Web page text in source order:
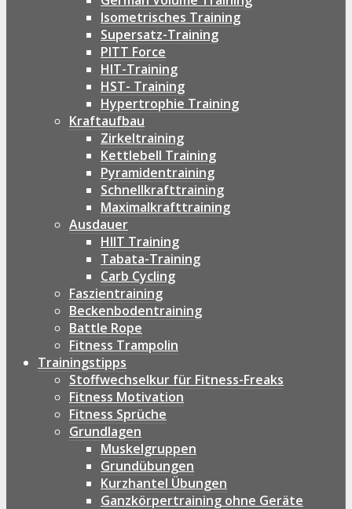
Isometrisches Training
Supersatz-Training
PITT Force
HIT-Training
HST- Training
Hypertrophie Training
Kraftaufbau
Zirkeltraining
Kettlebell Training
Pyramidentraining
Schnellkrafttraining
Maximalkrafttraining
Ausdauer
HIIT Training
Tabata-Training
Carb Cycling
Faszientraining
Beckenbodentraining
Battle Rope
Fitness Trampolin
Trainingstipps
Stoffwechselkur für Fitness-Freaks
Fitness Motivation
Fitness Sprüche
Grundlagen
Muskelgruppen
Grundübungen
Kurzhantel Übungen
Ganzkörpertraining ohne Geräte